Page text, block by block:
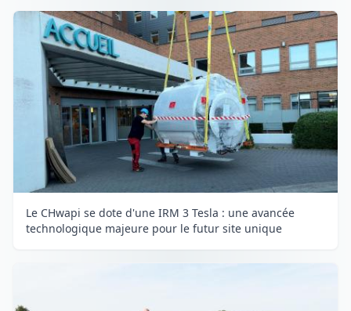
Le CHwapi se dote d'une IRM 3 Tesla : une avancée
technologique majeure pour le futur site unique